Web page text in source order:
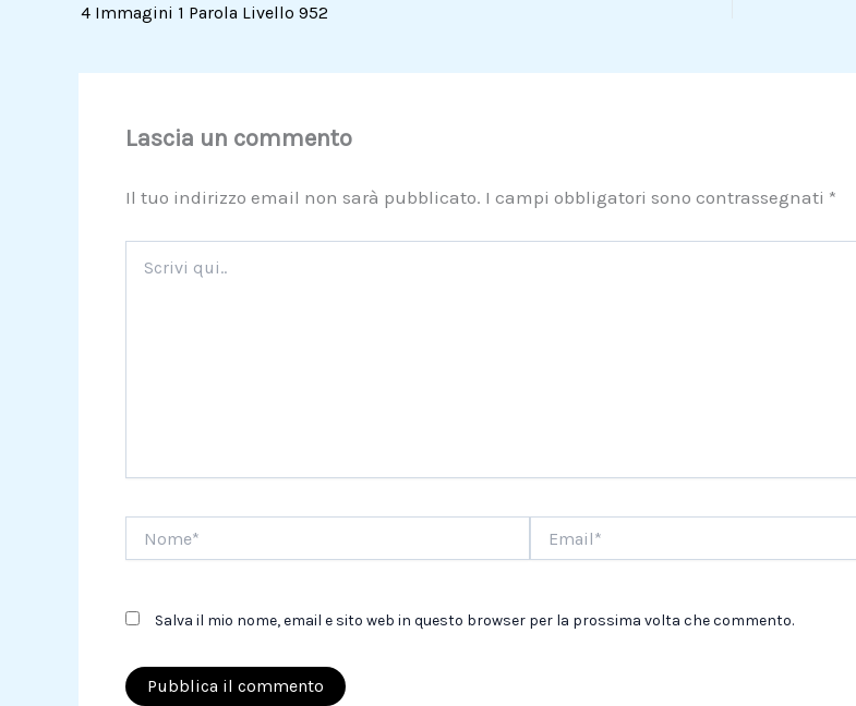
4 Immagini 1 Parola Livello 952
Lascia un commento
Il tuo indirizzo email non sarà pubblicato. I campi obbligatori sono contrassegnati *
qui..
Salva il mio nome, email e sito web in questo browser per la prossima volta che commento.